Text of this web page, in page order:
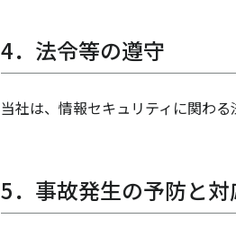
4．法令等の遵守
当社は、情報セキュリティに関わ
5．事故発生の予防と対